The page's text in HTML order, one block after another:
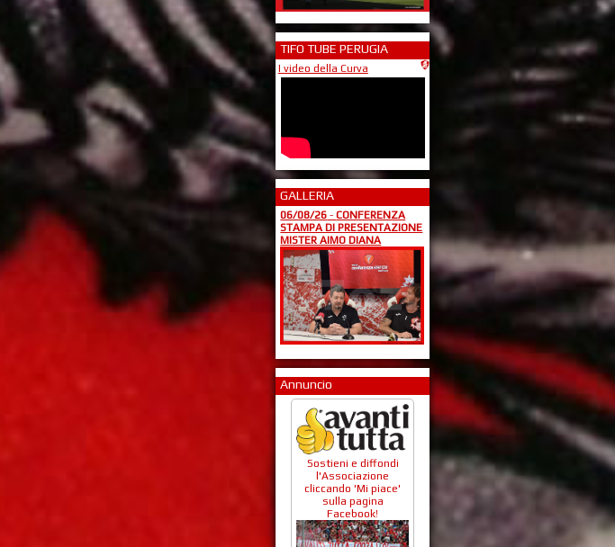
TIFO TUBE PERUGIA
I video della Curva
GALLERIA
06/08/26 -CONFERENZA
STAMPA DI PRESENTAZIONE
MISTER AIMO DIANA
Annuncio
Sostieni e diffondi
l'Associazione
cliccando 'Mi piace'
sulla pagina
Facebook!